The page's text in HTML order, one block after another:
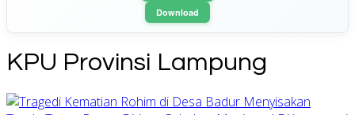
Download
KPU Provinsi Lampung